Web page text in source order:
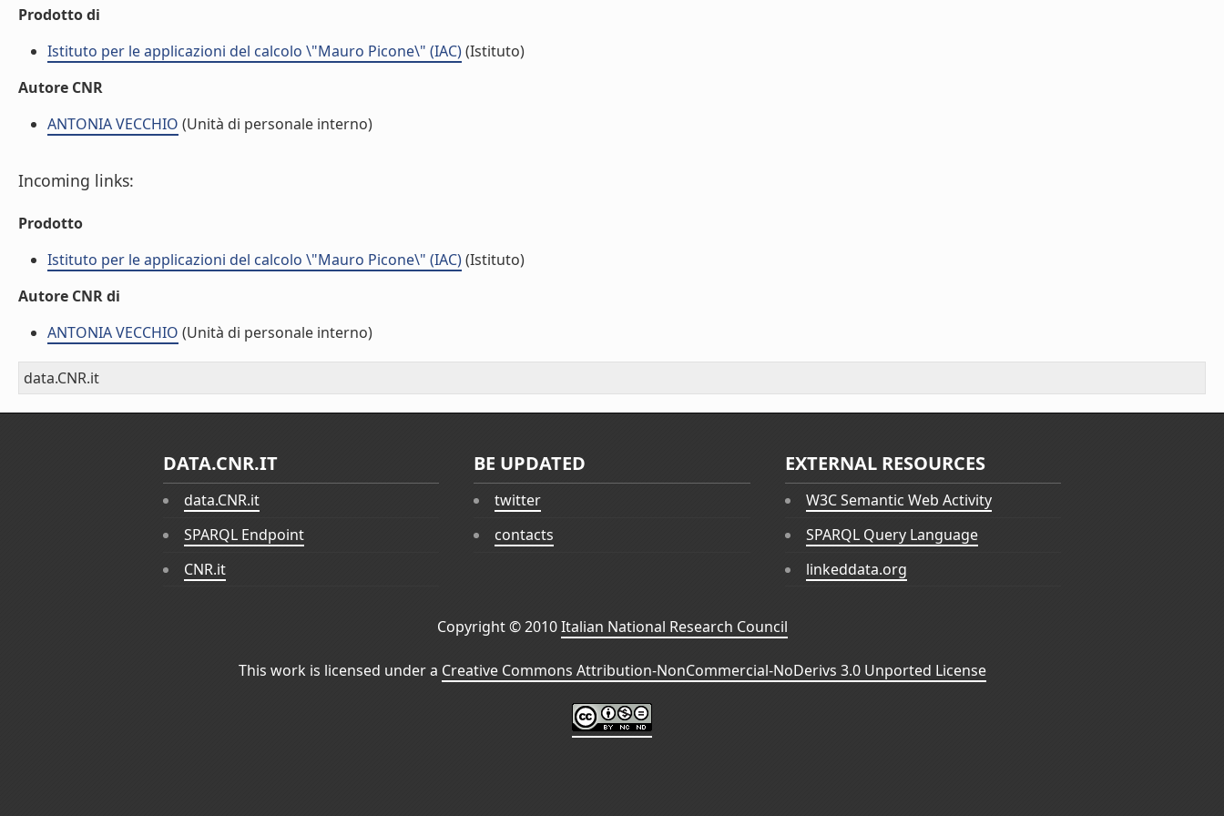
Prodotto di
Istituto per le applicazioni del calcolo \"Mauro Picone\" (IAC)(Istituto)
Autore CNR
ANTONIA VECCHIO (Unità di personale interno)
Incoming links:
Prodotto
Istituto per le applicazioni del calcolo \"Mauro Picone\" (IAC)(Istituto)
Autore CNR di
ANTONIA VECCHIO (Unità di personale interno)
data.CNR.it
DATA.CNR.IT
data.CNR.it
SPARQL Endpoint
CNR.it
BE UPDATED
twitter
contacts
EXTERNAL RESOURCES
W3C Semantic Web Activity
SPARQL Query Language
linkeddata.org
Copyright © 2010Italian National Research Council
This work is licensed under a Creative Commons Attribution-NonCommercial-NoDerivs 3.0 Unported License